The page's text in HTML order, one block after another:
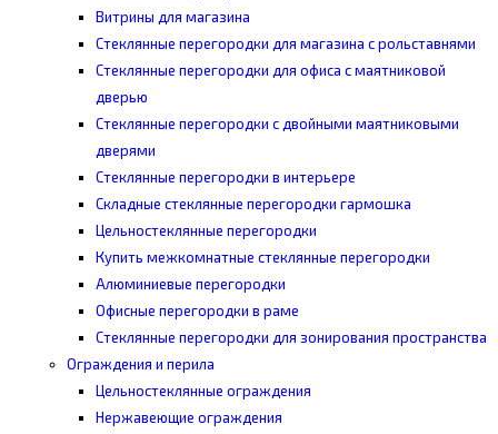
Витрины для магазина
Стеклянные перегородки для магазина с рольставнями
Стеклянные перегородки для офиса с маятниковой
дверью
Стеклянные перегородки с двойными маятниковыми
дверями
Стеклянные перегородки в интерьере
Складные стеклянные перегородки гармошка
Цельностеклянные перегородки
Купить межкомнатные стеклянные перегородки
Алюминиевые перегородки
Офисные перегородки в раме
Стеклянные перегородки для зонирования пространства
Ограждения и перила
Цельностеклянные ограждения
Нержавеющие ограждения